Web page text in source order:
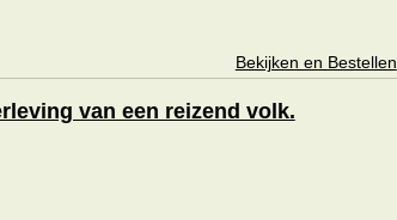
Bekijken en Bestellen
van een reizend volk.